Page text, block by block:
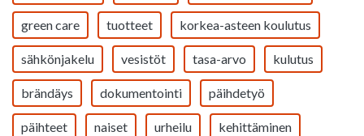
green care tuotteet korkea-asteen koulutus
sähkönjakelu vesistöt tasa-arvo kulutus
brändäys dokumentointi päihdetyö
päihteet naiset urheilu kehittäminen